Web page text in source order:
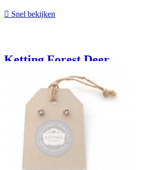
 Snel bekijken
Ketting Forest Deer